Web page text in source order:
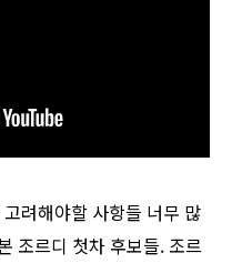
려해야할 사항들 너무 많
조르디 첫차 후보들. 조르